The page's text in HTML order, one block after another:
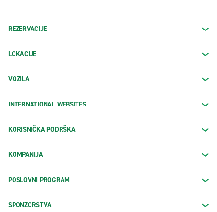
REZERVACIJE
LOKACIJE
VOZILA
INTERNATIONAL WEBSITES
KORISNIČKA PODRŠKA
KOMPANIJA
POSLOVNI PROGRAM
SPONZORSTVA